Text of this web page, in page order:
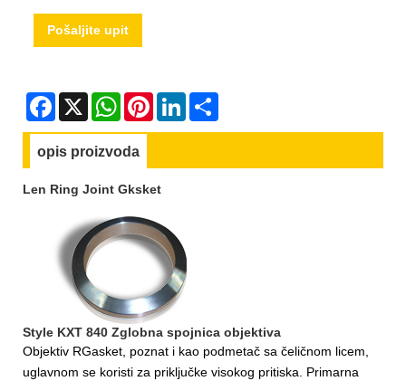
Pošaljite upit
Facebook
X WhatsAppPinterestLinkedIn
opis proizvoda
Len Ring Joint Gksket
Style KXT 840 Zglobna spojnica objektiva
Objektiv RGasket poznat i kao podmetač sa čeličnom licem,
uglavnom se koristi za priključke visokog pritiska. Primarna